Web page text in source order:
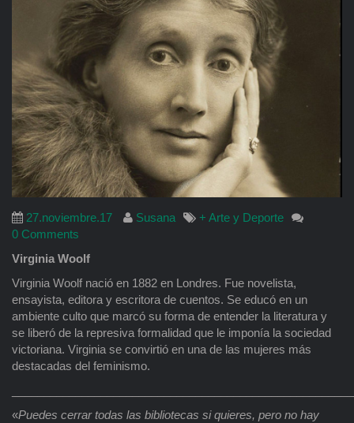
27.noviembre.17 Susana
+ Arte y Deporte
0 Comments
Virginia Woolf
Virginia Woolf nació en 1882 en Londres. Fue novelista,
ensayista, editora y escritora de cuentos. Se educó en un
ambiente culto que marcó su forma de entender la literatura y
se liberó de la represiva formalidad que le imponía la sociedad
victoriana. Virginia se convirtió en una de las mujeres más
destacadas del feminismo.
«Puedes cerrar todas las bibliotecas si quieres, pero no hay